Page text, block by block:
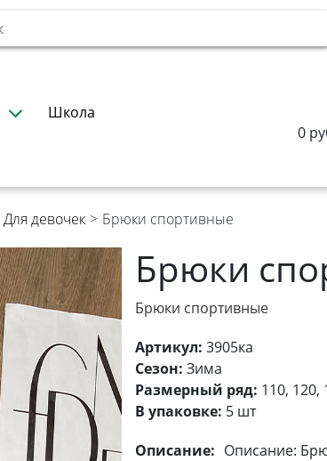
Школа
0
Для девочек > Брюки спортивные
Брюки
Брюки спортивные
Артикул: 3905ка
Сезон: Зима
Размерный ряд: 110, 120,
В упаковке: 5 шт
Описание: Описание: